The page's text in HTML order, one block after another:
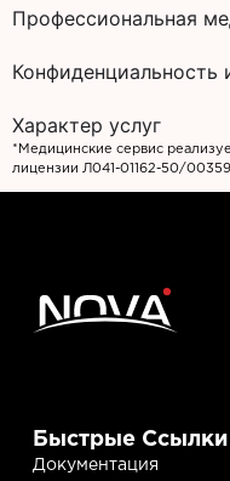
Профессиональная
Конфиденциальность
Характер услуг
*Медицинские сервис
лицензии Л041-01162-50/
Быстрые Ссылки
Документация